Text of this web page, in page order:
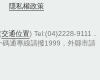
隱私權政策
交通位置) Tel:(04)2228-9111．
通專線請撥1999，外縣市請